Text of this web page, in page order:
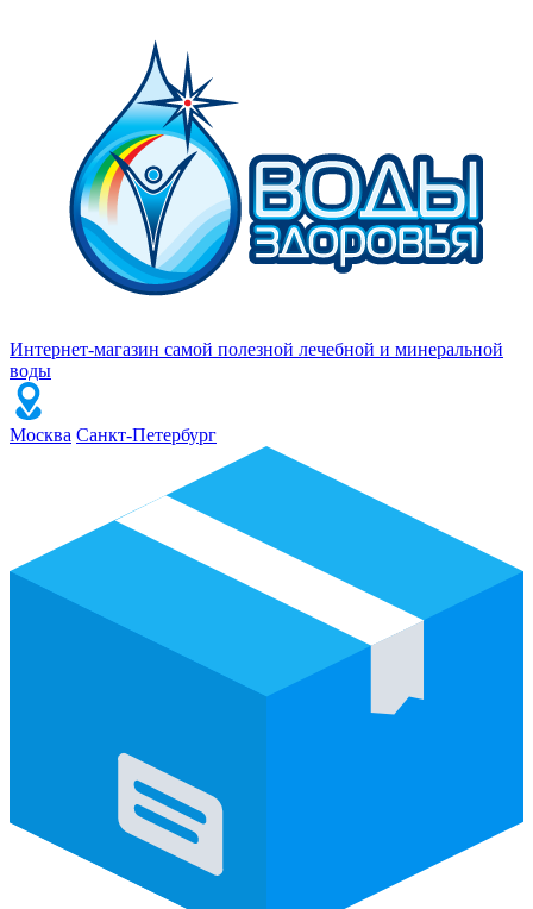
Интернет-магазин самой полезной лечебной и минеральной
воды
Москва Санкт-Петербург